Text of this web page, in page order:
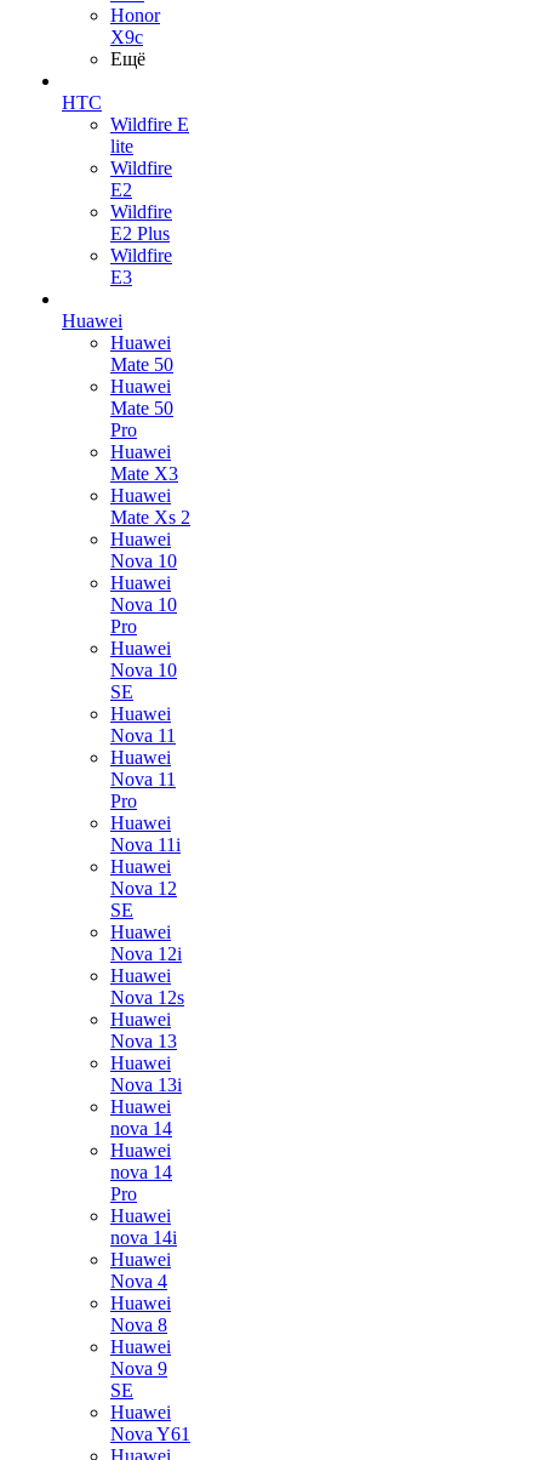
Honor
X9c
Ещё
HTC
Wildfire E
lite
Wildfire
E2
Wildfire
E2 Plus
Wildfire
E3
Huawei
Huawei
Mate 50
Huawei
Mate 50
Pro
Huawei
Mate X3
Huawei
Mate Xs 2
Huawei
Nova 10
Huawei
Nova 10
Pro
Huawei
Nova 10
SE
Huawei
Nova 11
Huawei
Nova 11
Pro
Huawei
Nova 11i
Huawei
Nova 12
SE
Huawei
Nova 12i
Huawei
Nova 12s
Huawei
Nova 13
Huawei
Nova 13i
Huawei
nova 14
Huawei
nova 14
Pro
Huawei
nova 14i
Huawei
Nova 4
Huawei
Nova 8
Huawei
Nova 9
SE
Huawei
Nova Y61
Huawei